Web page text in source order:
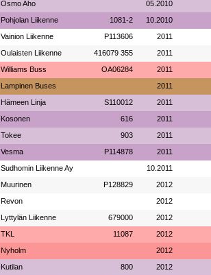
Osmo Aho 05.2010
Pohjolan Liikenne 1081-2 10.2010
Vainion Liikenne P113606 2011
Oulaisten Liikenne 416079 355 2011
Williams Buss OA06284 2011
Lampinen Buses 2011
Hämeen Linja S110012 2011
Kosonen 616 2011
Tokee 903 2011
Vesma P114878 2011
Sudhomin Liikenne Ay 10.2011
Muurinen P128829 2012
Revon 2012
Lyttylän Liikenne 679000 2012
TKL 11087 2012
Nyholm 2012
Kutilan 800 2012